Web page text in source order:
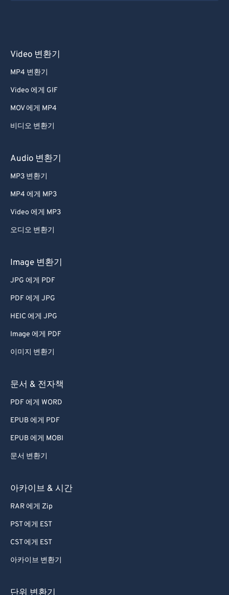
Video 변환기
MP4 변환기
Video 에게 GIF
MOV 에게 MP4
비디오 변환기
Audio 변환기
MP3 변환기
MP4 에게 MP3
Video 에게 MP3
오디오 변환기
Image 변환기
JPG 에게 PDF
PDF 에게 JPG
HEIC 에게 JPG
Image 에게 PDF
이미지 변환기
문서 & 전자책
PDF 에게 WORD
EPUB 에게 PDF
EPUB 에게 MOBI
문서 변환기
아카이브 & 시간
RAR 에게 Zip
PST 에게 EST
CST 에게 EST
아카이브 변환기